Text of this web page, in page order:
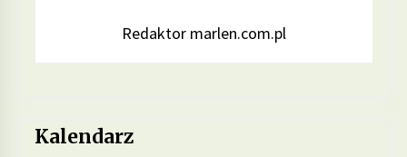
Redaktor marlen.com.pl
Kalendarz